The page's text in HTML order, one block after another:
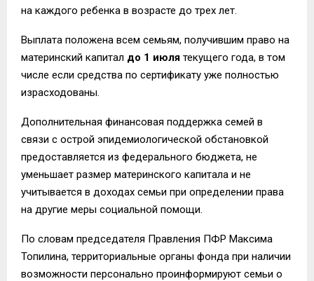
на каждого ребенка в возрасте до трех лет.
Выплата положена всем семьям, получившим право на
материнский капитал до 1 июля текущего года, в том
числе если средства по сертификату уже полностью
израсходованы.
Дополнительная финансовая поддержка семей в
связи с острой эпидемиологической обстановкой
предоставляется из федерального бюджета, не
уменьшает размер материнского капитала и не
учитывается в доходах семьи при определении права
на другие меры социальной помощи.
По словам председателя Правления ПФР Максима
Топилина, территориальные органы фонда при наличии
возможности персонально проинформируют семьи о